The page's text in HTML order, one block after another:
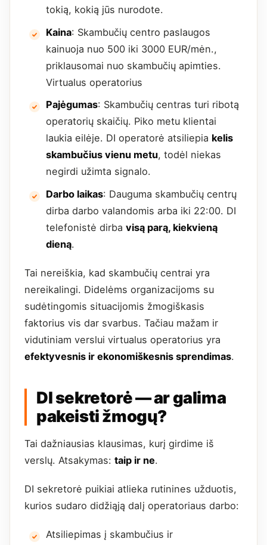
tokią, kokią jūs nurodote.
Kaina: Skambučių centro paslaugos
kainuoja nuo 500 iki 3000 EUR/mėn.,
priklausomai nuo skambučių apimties.
Virtualus operatorius
Pajėgumas: Skambučių centras turi ribotą
operatorių skaičių. Piko metu klientai
laukia eilėje. DI operatorė atsiliepia kelis
skambučius vienu metu, todėl niekas
negirdi užimta signalo.
Darbo laikas: Dauguma skambučių centrų
dirba darbo valandomis arba iki 22:00. DI
telefonistė dirba visą parą, kiekvieną
dieną.
Tai nereiškia, kad skambučių centrai yra
nereikalingi. Didelėms organizacijoms su
sudėtingomis situacijomis žmogiškasis
faktorius vis dar svarbus. Tačiau mažam ir
vidutiniam verslui virtualus operatorius yra
efektyvesnis ir ekonomiškesnis sprendimas.
DI sekretorė — ar galima
pakeisti žmogų?
Tai dažniausias klausimas, kurį girdime iš
verslų. Atsakymas: taip ir ne.
DI sekretorė puikiai atlieka rutinines užduotis,
kurios sudaro didžiąją dalį operatoriaus darbo:
Atsiliepimas į skambučius ir